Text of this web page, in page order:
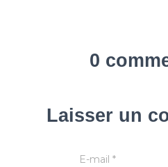
0
Laisser un
E-mail*